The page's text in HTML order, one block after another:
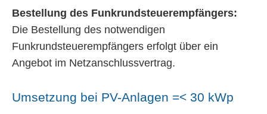
analysieren. Außerdem geben wir Informationen zu Ihrer
Verwendung unserer Website an unsere Partner für
soziale Medien, Werbung und Analysen weiter. Unsere
Partner führen diese Informationen möglicherweise mit
haben oder die sie im Rahmen Ihrer Nutzung der Dienste
gesammelt haben. Sie geben Einwilligung zu unseren
Bestellung des Funkrundsteuerempfängers:
Die Bestellung des notwendigen
Funkrundsteuerempfängers erfolgt über ein
Angebot im Netzanschlussvertrag.
Umsetzung bei PV-Anlagen =< 30 kWp